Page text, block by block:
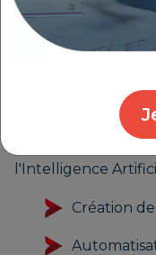
sociaux
INTÉGREZ
VOTRE ACTIVITÉ
l'Intelligence
Création